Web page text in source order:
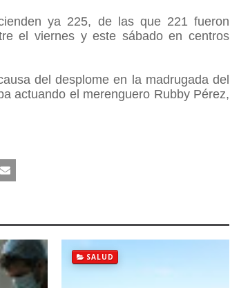
ya 225, de las que 221 fueron
el viernes y este sábado en centros
del desplome en la madrugada del
actuando el merenguero Rubby Pérez,
SALUD